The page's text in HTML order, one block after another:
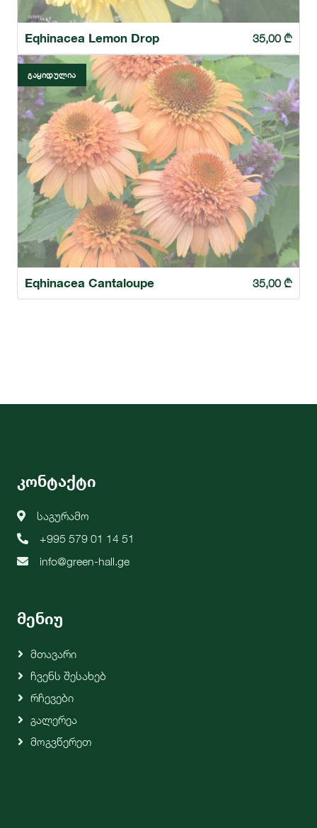
Eqhinacea Lemon Drop 35,00 ₾
ᲒᲐᲧᲘᲓᲣᲚᲘᲐ
Eqhinacea Cantaloupe 35,00 ₾
კონტაქტი
საგურამო
+995 579 01 14 51
info@green-hall.ge
მენიუ
Მთავარი
Ჩვენს Შესახებ
Რჩევები
Გალერეა
Მოგვწერეთ